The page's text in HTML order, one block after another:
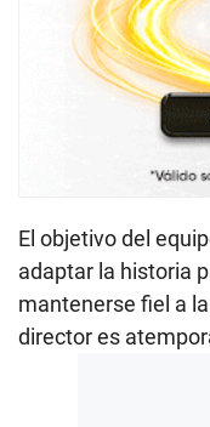
El objetivo del
adaptar la historia
mantenerse fiel a
director es